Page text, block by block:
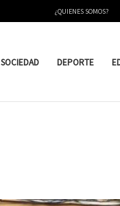
¿QUIENES SOMOS?
SOCIEDAD DEPORTE